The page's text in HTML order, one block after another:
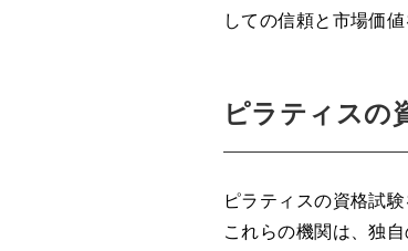
しての信頼と市場価
ピラティスの
ピラティスの資格試
これらの機関は、独